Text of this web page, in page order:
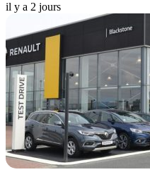
il y a 2 jours